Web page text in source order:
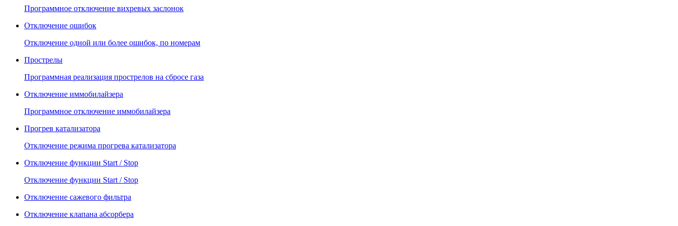
Программное отключение вихревых заслонок
Отключение ошибок
Отключение одной или более ошибок, по номерам
Прострелы
Программная реализация прострелов на сбросе газа
Отключение иммобилайзера
Программное отключение иммобилайзера
Прогрев катализатора
Отключение режима прогрева катализатора
Отключение функции Start / Stop
Отключение функции Start / Stop
Отключение сажевого фильтра
Отключение клапана абсорбера